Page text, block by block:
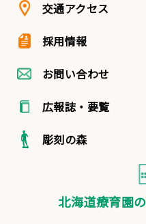
交通アクセス
採用情報
お問い合わせ
広報誌・要覧
彫刻の森
北海道療育園の